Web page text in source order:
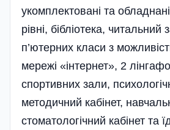
укомплектовані та
рівні, бібліотека,
п’ютерних класи з
мережі «інтернет», 2
спортивних зали,
методичний кабінет,
стоматологічний кабінет та